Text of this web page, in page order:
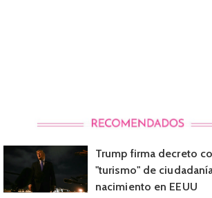
Trump firma decreto
"turismo" de
nacimiento en EEUU